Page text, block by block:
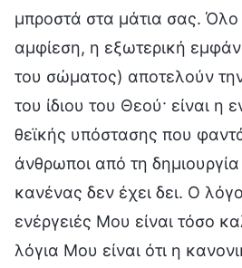
μπροστά στα μάτια σας. Όλο
αμφίεση, η εξωτερική
του σώματος) αποτελούν
του ίδιου του Θεού· είναι η
θεϊκής υπόστασης που
άνθρωποι από τη
κανένας δεν έχει δει. Ο
ενέργειές Μου είναι τόσο
λόγια Μου είναι ότι η